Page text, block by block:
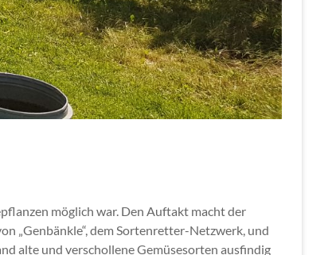
möglich war. Den Auftakt macht der
„Genbänkle“, dem Sortenretter-Netzwerk, und
alte und verschollene Gemüsesorten ausfindig